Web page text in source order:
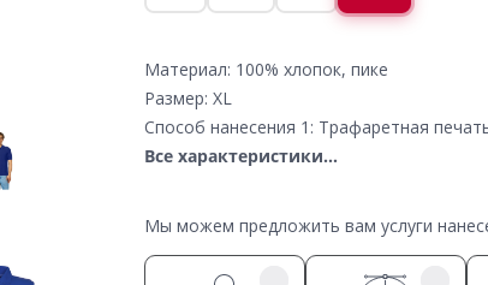
Материал: 100% хлопок, пике
Размер: XL
Способ нанесения 1: Трафаретная
Все характеристики...
Мы можем предложить вам услуги